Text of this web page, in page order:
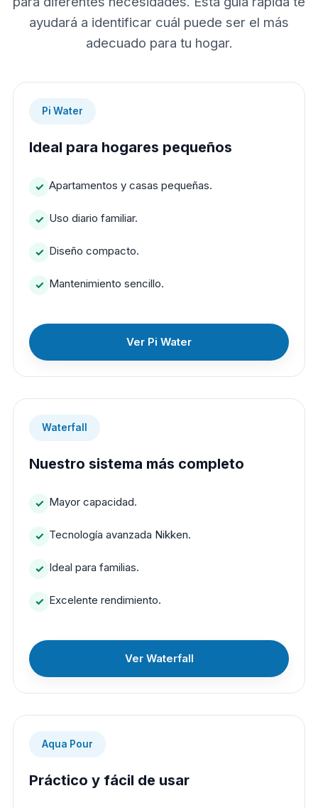
ayudará a identificar cuál puede ser el más
adecuado para tu hogar.
Pi Water
Ideal para hogares pequeños
Apartamentos y casas pequeñas.
Uso diario familiar.
Diseño compacto.
Mantenimiento sencillo.
Ver Pi Water
Waterfall
Nuestro sistema más completo
Mayor capacidad.
Tecnología avanzada Nikken.
Ideal para familias.
Excelente rendimiento.
Ver Waterfall
Aqua Pour
Práctico y fácil de usar